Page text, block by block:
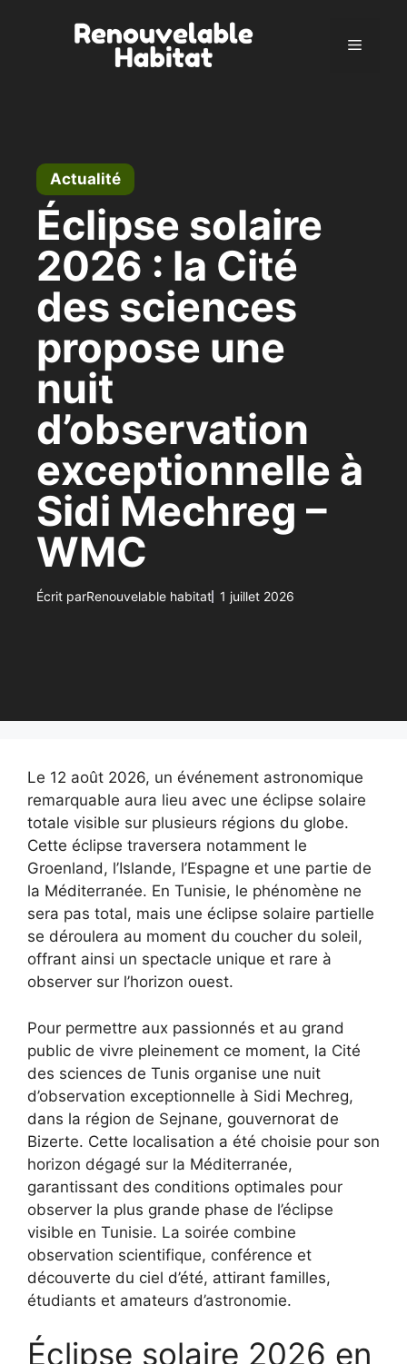
Menu
Actualité
Éclipse solaire
2026 : la Cité
des sciences
propose une
nuit
d’observation
exceptionnelle à
Sidi Mechreg –
WMC
Écrit parRenouvelable habitat 1 juillet 2026
Le 12 août 2026, un événement astronomique
remarquable aura lieu avec une éclipse solaire
totale visible sur plusieurs régions du globe.
Cette éclipse traversera notamment le
Groenland, l’Islande, l’Espagne et une partie de
la Méditerranée. En Tunisie, le phénomène ne
sera pas total, mais une éclipse solaire partielle
se déroulera au moment du coucher du soleil,
offrant ainsi un spectacle unique et rare à
observer sur l’horizon ouest.
Pour permettre aux passionnés et au grand
public de vivre pleinement ce moment, la Cité
des sciences de Tunis organise une nuit
d’observation exceptionnelle à Sidi Mechreg,
dans la région de Sejnane, gouvernorat de
Bizerte. Cette localisation a été choisie pour son
horizon dégagé sur la Méditerranée,
garantissant des conditions optimales pour
observer la plus grande phase de l’éclipse
visible en Tunisie. La soirée combine
observation scientifique, conférence et
découverte du ciel d’été, attirant familles,
étudiants et amateurs d’astronomie.
Éclipse solaire 2026 en